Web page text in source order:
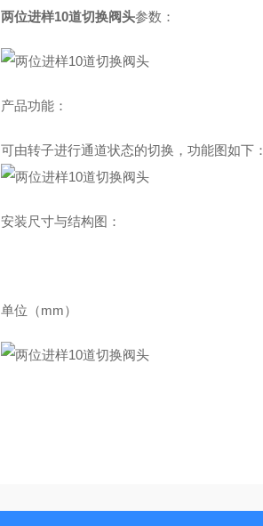
两位进样10道切换阀头参数：
产品功能：
可由转子进行通道状态的切换，功能图如下：
安装尺寸与结构图：
单位（